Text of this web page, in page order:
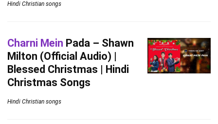
Hindi Christian songs
Charni Mein Pada – Shawn
Milton (Official Audio) |
Blessed Christmas | Hindi
Christmas Songs
Hindi Christian songs